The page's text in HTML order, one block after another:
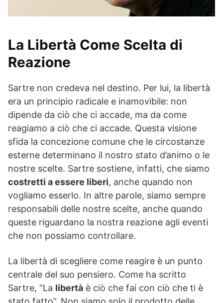
La Libertà Come Scelta di
Reazione
Sartre non credeva nel destino. Per lui, la libertà
era un principio radicale e inamovibile: non
dipende da ciò che ci accade, ma da come
reagiamo a ciò che ci accade. Questa visione
sfida la concezione comune che le circostanze
esterne determinano il nostro stato d’animo o le
nostre scelte. Sartre sostiene, infatti, che siamo
costretti a essere liberi, anche quando non
vogliamo esserlo. In altre parole, siamo sempre
responsabili delle nostre scelte, anche quando
queste riguardano la nostra reazione agli eventi
che non possiamo controllare.
La libertà di scegliere come reagire è un punto
centrale del suo pensiero. Come ha scritto
Sartre, “La libertà è ciò che fai con ciò che ti è